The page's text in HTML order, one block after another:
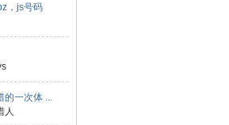
，js号码
的一次体 ...
人